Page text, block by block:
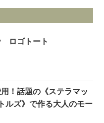
ロゴトート
！話題の《ステラマッ
ルズ》で作る大人のモー